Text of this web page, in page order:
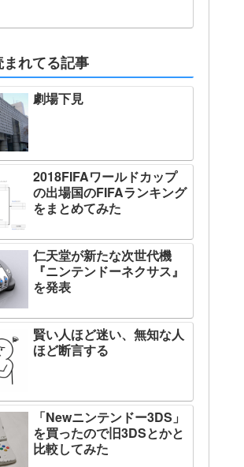
まれてる記事
劇場下見
2018FIFAワールドカップ
の出場国のFIFAランキング
をまとめてみた
仁天堂が新たな次世代機
『ニンテンドーネクサス』
を発表
賢い人ほど迷い、無知な人
ほど断言する
「Newニンテンドー3DS」
を買ったので旧3DSとかと
比較してみた